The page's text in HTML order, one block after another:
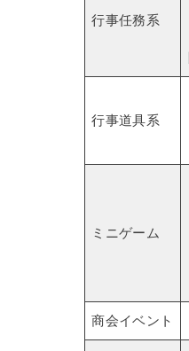
行事任務系
行事道具系
ミニゲーム
商会イベント